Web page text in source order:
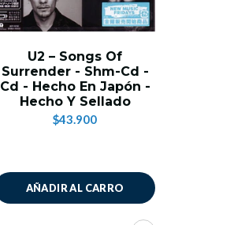
U2 – Songs Of
Surrender - Shm-Cd -
Cd - Hecho En Japón -
Hecho Y Sellado
$43.900
AÑADIR AL CARRO